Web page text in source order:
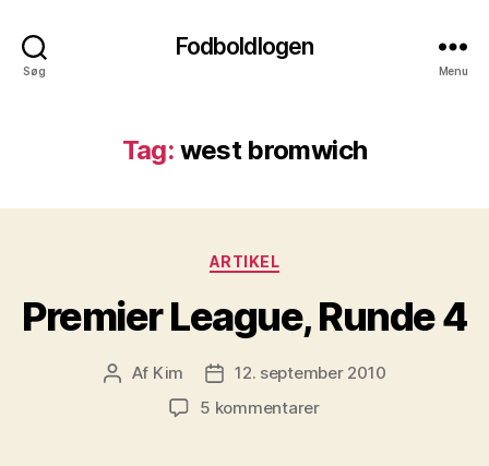
Søg
Fodboldlogen
Menu
Tag: west bromwich
Kategorier
ARTIKEL
Premier League, Runde 4
Indlægsforfatter
Af Kim Indlægsdato
12. september 2010
5 kommentarertil